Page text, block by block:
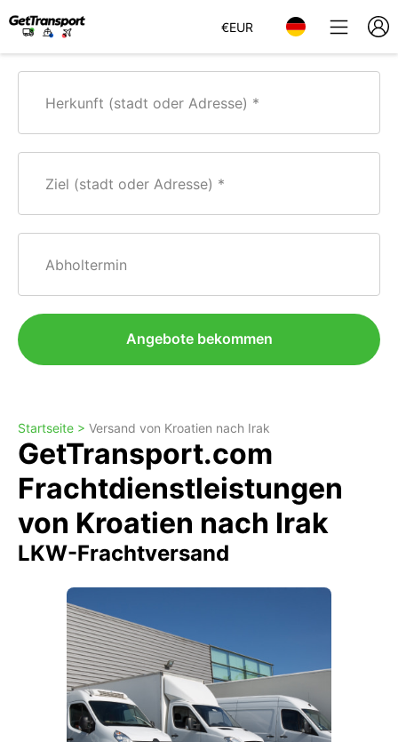
€EUR
Herkunft (stadt oder Adresse)
Ziel (stadt oder Adresse)
Abholtermin
Angebote bekommen
Startseite > Versand von Kroatien nach Irak
GetTransport.com
Frachtdienstleistungen
von Kroatien nach Irak
LKW-Frachtversand